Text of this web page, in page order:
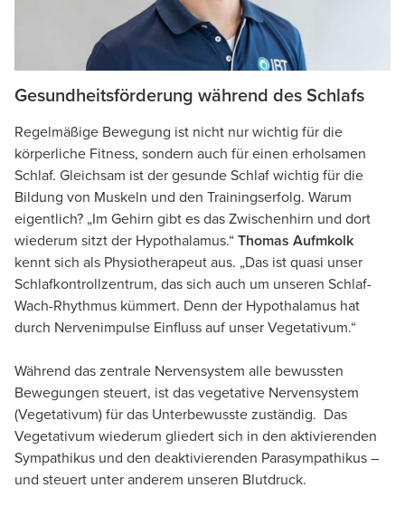
Gesundheitsförderung während des Schlafs
Regelmäßige Bewegung ist nicht nur wichtig für die
körperliche Fitness, sondern auch für einen erholsamen
Schlaf. Gleichsam ist der gesunde Schlaf wichtig für die
Bildung von Muskeln und den Trainingserfolg. Warum
eigentlich? „Im Gehirn gibt es das Zwischenhirn und dort
wiederum sitzt der Hypothalamus.“ Thomas Aufmkolk
kennt sich als Physiotherapeut aus. „Das ist quasi unser
Schlafkontrollzentrum, das sich auch um unseren Schlaf-
Wach-Rhythmus kümmert. Denn der Hypothalamus hat
durch Nervenimpulse Einfluss auf unser Vegetativum.“
Während das zentrale Nervensystem alle bewussten
Bewegungen steuert, ist das vegetative Nervensystem
(Vegetativum) für das Unterbewusste zuständig. Das
Vegetativum wiederum gliedert sich in den aktivierenden
Sympathikus und den deaktivierenden Parasympathikus –
und steuert unter anderem unseren Blutdruck.